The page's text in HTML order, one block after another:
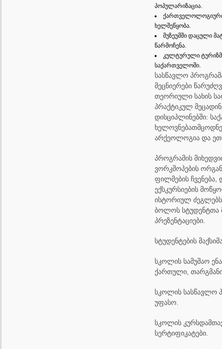
პოპულარიზაცია.
ქართველოლოგიური
ხელშეწყობა.
მუზეუმში დაცული
წარმოჩენა.
კულტურული
საქართველოში.
სასწავლო
მეცნიერები
თეორიული სახის
პრაქტიკულ
დისციპლინებში:
არქეოლოგია და
პროგრამის
ვორკშოპების
ფილმების ჩვენება,
ექსკურსიების
ისტორიულ
ბოლოს სტუდენტთა
პრეზენტაციები.
სტუდენტების
სკოლის სამუშაო
ქართული,
სკოლის სასწავლო
უფასო.
სკოლის
სერტიფიკატები.